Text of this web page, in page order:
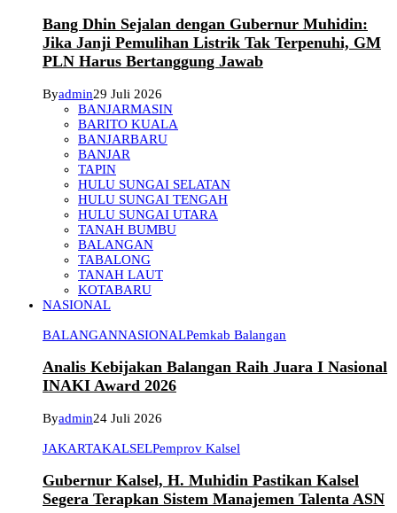
Bang Dhin Sejalan dengan Gubernur Muhidin:
Jika Janji Pemulihan Listrik Tak Terpenuhi, GM
PLN Harus Bertanggung Jawab
Byadmin29 Juli 2026
BANJARMASIN
BARITO KUALA
BANJARBARU
BANJAR
TAPIN
HULU SUNGAI SELATAN
HULU SUNGAI TENGAH
HULU SUNGAI UTARA
TANAH BUMBU
BALANGAN
TABALONG
TANAH LAUT
KOTABARU
NASIONAL
BALANGANNASIONALPemkab Balangan
Analis Kebijakan Balangan Raih Juara I Nasional
INAKI Award 2026
Byadmin24 Juli 2026
JAKARTAKALSELPemprov Kalsel
Gubernur Kalsel, H. Muhidin Pastikan Kalsel
Segera Terapkan Sistem Manajemen Talenta ASN